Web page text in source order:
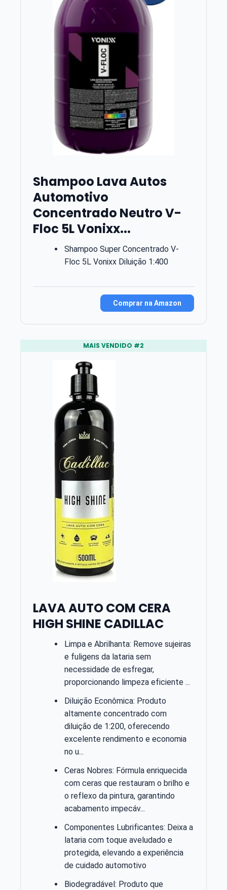
Shampoo Lava Autos
Automotivo
Concentrado Neutro V-
Floc 5L Vonixx...
Shampoo Super Concentrado V-
Floc 5L Vonixx Diluição 1:400
Comprar na Amazon
MAIS VENDIDO #2
LAVA AUTO COM CERA
HIGH SHINE CADILLAC
Limpa e Abrilhanta: Remove sujeiras
e fuligens da lataria sem
necessidade de esfregar,
proporcionando limpeza eficiente ...
Diluição Econômica: Produto
altamente concentrado com
diluição de 1:200, oferecendo
excelente rendimento e economia
no u...
Ceras Nobres: Fórmula enriquecida
com ceras que restauram o brilho e
o reflexo da pintura, garantindo
acabamento impecáv...
Componentes Lubrificantes: Deixa a
lataria com toque aveludado e
protegida, elevando a experiência
de cuidado automotivo
Biodegradável: Produto que